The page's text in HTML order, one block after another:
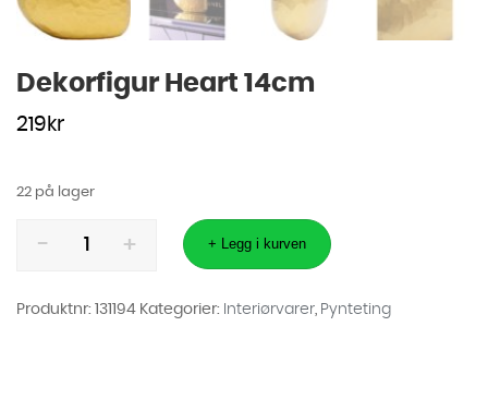
Dekorfigur Heart 14cm
219 kr
22 på lager
Heart
+ Legg i kurven
Produktnr: 131194 Kategorier: Interiørvarer, Pynteting